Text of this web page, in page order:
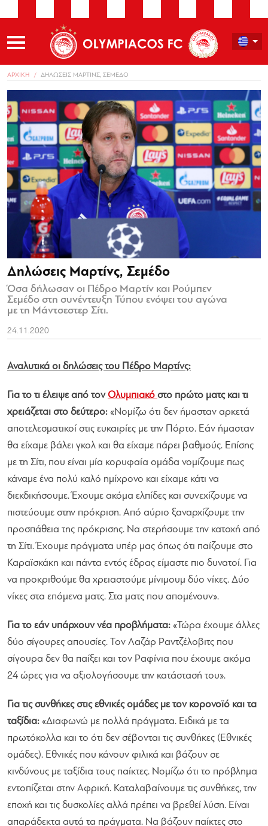
ΑΡΧΙΚΗ ΔΗΛΩΣΕΙΣ ΜΑΡΤΙΝΣ, ΣΕΜΕΔΟ
Δηλώσεις Μαρτίνς, Σεμέδο
Όσα δήλωσαν οι Πέδρο Μαρτίν και Ρούμπεν
Σεμέδο στη συνέντευξη Τύπου ενόψει του αγώνα
με τη Μάντσεστερ Σίτι.
24.11.2020
Αναλυτικά οι δηλώσεις του Πέδρο Μαρτίνς:
Για το τι έλειψε από τον Ολυμπιακό στο πρώτο ματς και τι
χρειάζεται στο δεύτερο: «Νομίζω ότι δεν ήμασταν αρκετά
αποτελεσματικοί στις ευκαιρίες με την Πόρτο. Εάν ήμασταν
θα είχαμε βάλει γκολ και θα είχαμε πάρει βαθμούς. Επίσης
με τη Σίτι, που είναι μία κορυφαία ομάδα νομίζουμε πως
κάναμε ένα πολύ καλό ημίχρονο και είχαμε κάτι να
διεκδικήσουμε. Έχουμε ακόμα ελπίδες και συνεχίζουμε να
πιστεύουμε στην πρόκριση. Από αύριο ξαναρχίζουμε την
προσπάθεια της πρόκρισης. Να στερήσουμε την κατοχή από
τη Σίτι. Έχουμε πράγματα υπέρ μας όπως ότι παίζουμε στο
Καραϊσκάκη και πάντα εντός έδρας είμαστε πιο δυνατοί. Για
να προκριθούμε θα χρειαστούμε μίνιμουμ δύο νίκες. Δύο
νίκες στα επόμενα ματς. Στα ματς που απομένουν».
Για το εάν υπάρχουν νέα προβλήματα: «Τώρα έχουμε άλλες
δύο σίγουρες απουσίες. Τον Λαζάρ Ραντζέλοβιτς που
σίγουρα δεν θα παίξει και τον Ραφίνια που έχουμε ακόμα
24 ώρες για να αξιολογήσουμε την κατάστασή του».
Για τις συνθήκες στις εθνικές ομάδες με τον κορονοϊό και τα
ταξίδια: «Διαφωνώ με πολλά πράγματα. Ειδικά με τα
πρωτόκολλα και το ότι δεν σέβονται τις συνθήκες (Εθνικές
ομάδες). Εθνικές που κάνουν φιλικά και βάζουν σε
κινδύνους με ταξίδια τους παίκτες. Νομίζω ότι το πρόβλημα
εντοπίζεται στην Αφρική. Καταλαβαίνουμε τις συνθήκες, την
εποχή και τις δυσκολίες αλλά πρέπει να βρεθεί λύση. Είναι
απαράδεκτα αυτά τα πράγματα. Να βάζουν παίκτες στο